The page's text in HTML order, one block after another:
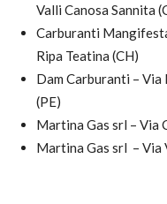
Valli Canosa Sannita
Carburanti
Ripa Teatina (CH)
Dam Carburanti –
(PE)
Martina Gas srl – Via
Martina Gas srl –